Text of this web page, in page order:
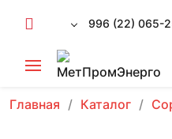
996 (22) 065-
Главная Каталог